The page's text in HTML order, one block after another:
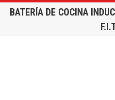
BATERÍA DE COCINA